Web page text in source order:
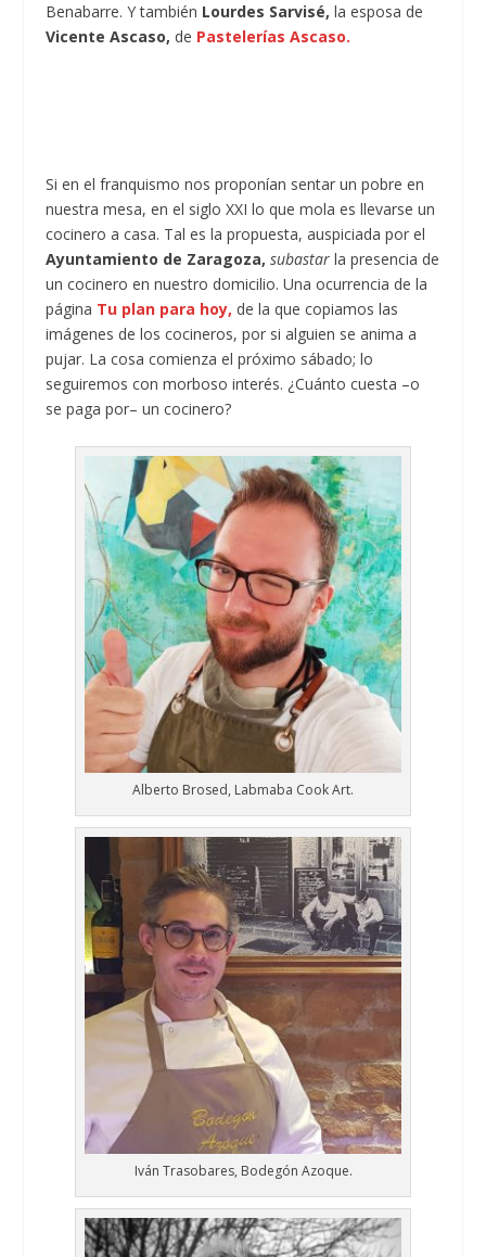
Benabarre. Y también Lourdes Sarvisé, la esposa de
Vicente Ascaso, de Pastelerías Ascaso.
Si en el franquismo nos proponían sentar un pobre en
nuestra mesa, en el siglo XXI lo que mola es llevarse un
cocinero a casa. Tal es la propuesta, auspiciada por el
Ayuntamiento de Zaragoza, subastarla presencia de
un cocinero en nuestro domicilio. Una ocurrencia de la
página Tu plan para hoy, de la que copiamos las
imágenes de los cocineros, por si alguien se anima a
pujar. La cosa comienza el próximo sábado; lo
seguiremos con morboso interés. ¿Cuánto cuesta –o
se paga por– un cocinero?
Alberto Brosed, Labmaba Cook Art.
Iván Trasobares, Bodegón Azoque.